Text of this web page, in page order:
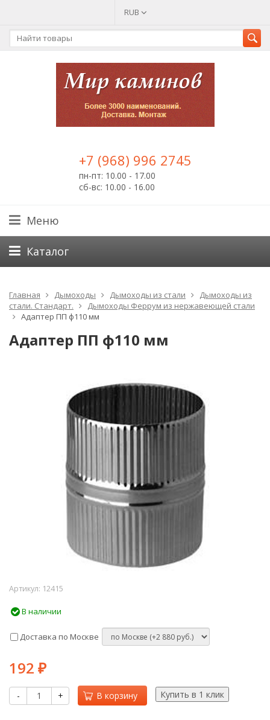
RUB
+7 (968) 996 2745
пн-пт: 10.00 - 17.00
сб-вс: 10.00 - 16.00
Меню
Каталог
Главная Дымоходы Дымоходы из стали
Дымоходы из
стали. Стандарт.
Дымоходы Феррум из нержавеющей стали
Адаптер ПП ф110 мм
Адаптер ПП ф110 мм
Артикул: 12415
В наличии
Доставка по Москве
192 ₽
- + В корзину